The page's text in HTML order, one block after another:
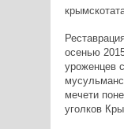
осенью
уроженцев
мечети
уголков